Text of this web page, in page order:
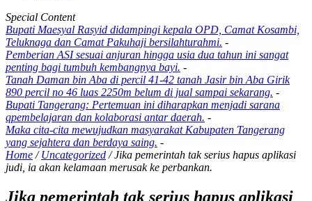
Special Content
Bupati Maesyal Rasyid didampingi kepala OPD, Camat Kosambi,
Teluknaga dan Camat Pakuhaji bersilahturahmi. -
Pemberian ASI sesuai anjuran hingga usia dua tahun ini sangat
penting bagi tumbuh kembangnya bayi. -
Tanah Daman bin Aba di percil 41-42 tanah Jasir bin Aba Girik
890 percil no 46 luas 2250m belum di jual sampai sekarang. -
Bupati Tangerang: Pertemuan ini diharapkan menjadi sarana
qpembelajaran dan kolaborasi antar daerah. -
Maka cita-cita mewujudkan masyarakat Kabupaten Tangerang
yang sejahtera dan berdaya saing. -
Home /Uncategorized /Jika pemerintah tak serius hapus aplikasi
judi, ia akan kelamaan merusak ke perbankan.
Jika pemerintah tak serius hapus aplikasi